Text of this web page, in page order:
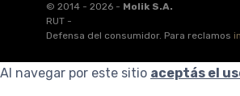
© 2014 - 2026 - Molik S.A.
RUT -
Defensa del consumidor. Para reclamos
Al navegar por este sitio aceptás el